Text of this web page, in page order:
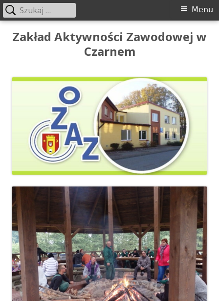
Przeskocz
Zakład Aktywności Zawodowej w
Czarnem
Menu
główne
Menu
Szukaj: